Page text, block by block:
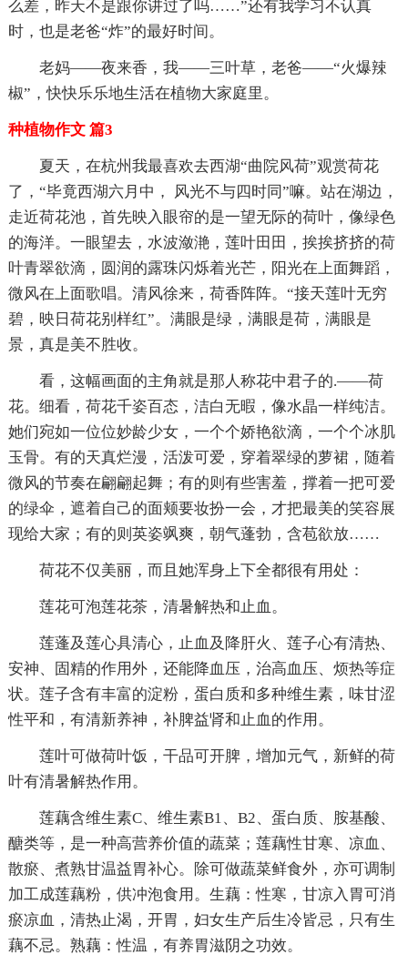
么差，昨天不是跟你讲过了吗……”还有我学习不认真
时，也是老爸“炸”的最好时间。
老妈——夜来香，我——三叶草，老爸——“火爆辣
椒”，快快乐乐地生活在植物大家庭里。
种植物作文 篇3
夏天，在杭州我最喜欢去西湖“曲院风荷”观赏荷花
了，“毕竟西湖六月中， 风光不与四时同”嘛。站在湖边，
走近荷花池，首先映入眼帘的是一望无际的荷叶，像绿色
的海洋。一眼望去，水波潋滟，莲叶田田，挨挨挤挤的荷
叶青翠欲滴，圆润的露珠闪烁着光芒，阳光在上面舞蹈，
微风在上面歌唱。清风徐来，荷香阵阵。“接天莲叶无穷
碧，映日荷花别样红”。满眼是绿，满眼是荷，满眼是
景，真是美不胜收。
看，这幅画面的主角就是那人称花中君子的.——荷
花。细看，荷花千姿百态，洁白无暇，像水晶一样纯洁。
她们宛如一位位妙龄少女，一个个娇艳欲滴，一个个冰肌
玉骨。有的天真烂漫，活泼可爱，穿着翠绿的萝裙，随着
微风的节奏在翩翩起舞；有的则有些害羞，撑着一把可爱
的绿伞，遮着自己的面颊要妆扮一会，才把最美的笑容展
现给大家；有的则英姿飒爽，朝气蓬勃，含苞欲放……
荷花不仅美丽，而且她浑身上下全都很有用处：
莲花可泡莲花茶，清暑解热和止血。
莲蓬及莲心具清心，止血及降肝火、莲子心有清热、
安神、固精的作用外，还能降血压，治高血压、烦热等症
状。莲子含有丰富的淀粉，蛋白质和多种维生素，味甘涩
性平和，有清新养神，补脾益肾和止血的作用。
莲叶可做荷叶饭，干品可开脾，增加元气，新鲜的荷
叶有清暑解热作用。
莲藕含维生素C、维生素B1、B2、蛋白质、胺基酸、
醣类等，是一种高营养价值的蔬菜；莲藕性甘寒、凉血、
散瘀、煮熟甘温益胃补心。除可做蔬菜鲜食外，亦可调制
加工成莲藕粉，供冲泡食用。生藕：性寒，甘凉入胃可消
瘀凉血，清热止渴，开胃，妇女生产后生冷皆忌，只有生
藕不忌。熟藕：性温，有养胃滋阴之功效。